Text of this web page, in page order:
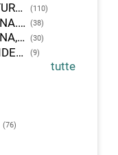
D 870.9004 LETTERATURA LATINA, 1350-
(110)
D 871.04 POESIA LATINA. 1350- (38)
D 871.04 POESIA LATINA, 1350- (30)
D 195 FILOSOFIA OCCIDENTALE MODERNA. ITALIA (9)
tutte
(76)